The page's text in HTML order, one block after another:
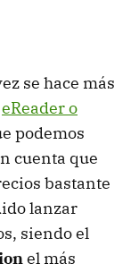
se hace más
eReader o
podemos
cuenta que
bastante
lanzar
siendo el
el más